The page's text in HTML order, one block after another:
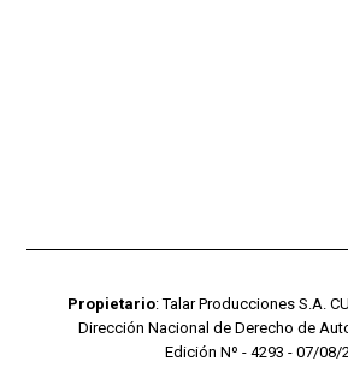
Propietario: Talar Producciones S.A.
Dirección Nacional de Derecho de
Edición Nº - 4293 - 07/08/